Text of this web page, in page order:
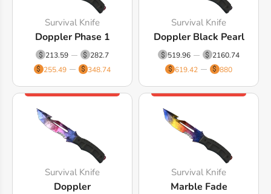
Survival Knife
Doppler Phase 1
213.59
282.7
255.49
348.74
Survival Knife
Doppler Black Pearl
519.96
2160.74
619.42
880
Survival Knife
Doppler
Survival Knife
Marble Fade